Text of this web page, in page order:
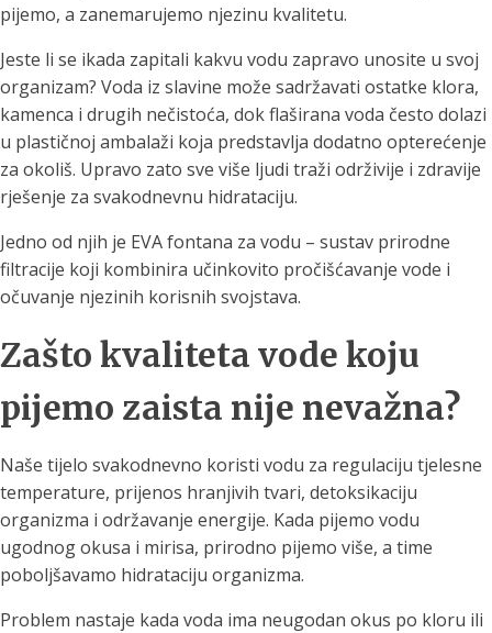
pijemo, a zanemarujemo njezinu kvalitetu.
Jeste li se ikada zapitali kakvu vodu zapravo unosite u svoj
organizam? Voda iz slavine može sadržavati ostatke klora,
kamenca i drugih nečistoća, dok flaširana voda često dolazi
u plastičnoj ambalaži koja predstavlja dodatno opterećenje
za okoliš. Upravo zato sve više ljudi traži održivije i zdravije
rješenje za svakodnevnu hidrataciju.
Jedno od njih je EVA fontana za vodu – sustav prirodne
filtracije koji kombinira učinkovito pročišćavanje vode i
očuvanje njezinih korisnih svojstava.
Zašto kvaliteta vode koju
pijemo zaista nije nevažna?
Naše tijelo svakodnevno koristi vodu za regulaciju tjelesne
temperature, prijenos hranjivih tvari, detoksikaciju
organizma i održavanje energije. Kada pijemo vodu
ugodnog okusa i mirisa, prirodno pijemo više, a time
poboljšavamo hidrataciju organizma.
Problem nastaje kada voda ima neugodan okus po kloru ili